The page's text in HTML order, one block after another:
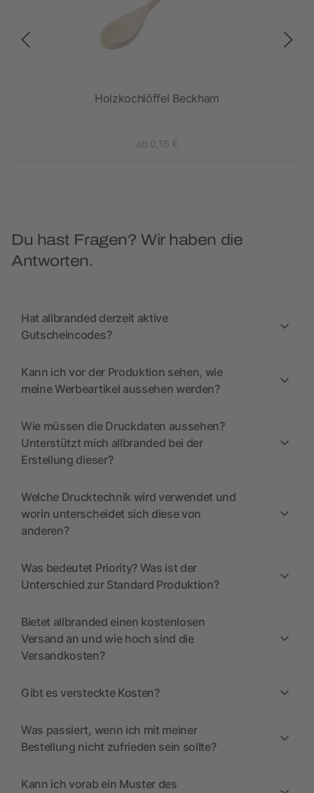
Holzkochlöffel Beckham
ab 0,16 €
Du hast Fragen? Wir haben die
Antworten.
Hat allbranded derzeit aktive
Gutscheincodes?
Kann ich vor der Produktion sehen, wie
meine Werbeartikel aussehen werden?
Wie müssen die Druckdaten aussehen?
Unterstützt mich allbranded bei der
Erstellung dieser?
Welche Drucktechnik wird verwendet und
worin unterscheidet sich diese von
anderen?
Was bedeutet Priority? Was ist der
Unterschied zur Standard Produktion?
Bietet allbranded einen kostenlosen
Versand an und wie hoch sind die
Versandkosten?
Gibt es versteckte Kosten?
Was passiert, wenn ich mit meiner
Bestellung nicht zufrieden sein sollte?
Kann ich vorab ein Muster des